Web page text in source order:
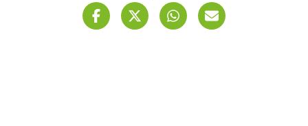
FacebookS'obre en finestra
TwitterS'obre en finestra
WhatsappCorreu